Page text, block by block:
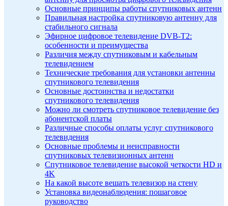
Основные принципы работы спутниковых антенн
Правильная настройка спутниковую антенну для
стабильного сигнала
Эфирное цифровое телевидение DVB-T2:
особенности и преимущества
Различия между спутниковым и кабельным
телевидением
Технические требования для установки антенны
спутникового телевидения
Основные достоинства и недостатки
спутникового телевидения
Можно ли смотреть спутниковое телевидение без
абонентской платы
Различные способы оплаты услуг спутникового
телевидения
Основные проблемы и неисправности
спутниковых телевизионных антенн
Спутниковое телевидение высокой четкости HD и
4K
На какой высоте вешать телевизор на стену
Установка видеонаблюдения: пошаговое
руководство